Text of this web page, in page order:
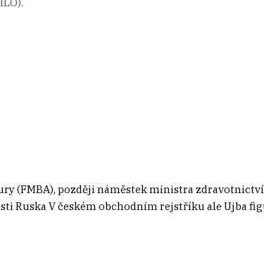
(FMBA), později náměstek ministra
Ruska V českém obchodním rejstříku ale Ujba